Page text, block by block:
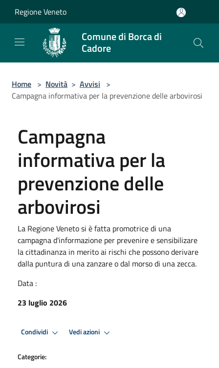
Regione Veneto
Comune di Borca di
Cadore
Home > Novità > Avvisi >
Campagna informativa per la prevenzione delle arbovirosi
Campagna
informativa per la
prevenzione delle
arbovirosi
La Regione Veneto si è fatta promotrice di una
campagna d'informazione per prevenire e sensibilizare
la cittadinanza in merito ai rischi che possono derivare
dalla puntura di una zanzare o dal morso di una zecca.
Data :
23 luglio 2026
Condividi Vedi azioni
Categorie: